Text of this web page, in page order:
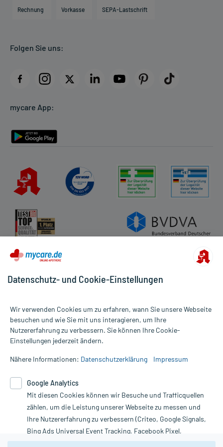
Direktabrechnung PKV
AGB
Datenschutz
Rückgabe/Widerruf
Rechnung Vorkasse SEPA-Lastschrift
Folgen Sie uns:
mycare App:
Alle Preise gelten inkl. MwSt., ggf. zzgl. Versandkosten
Informationen auf dieser Website werden ausschließlich für
die Untersuchung und Behandlung durch einen Arzt. Bitte
Therapien eingeleitet werden können. | Diese Webseite benutzt
Google Analytics. Lesen Sie bitte dazu die wichtigen Hinweise in
unserer Datenschutzerklärung. Für den Widerruf einer Bestellung
nutzen Sie das Formular:
Vertrag widerrufen
Datenschutz- und Cookie-Einstellungen
Wir verwenden Cookies um zu erfahren, wann Sie unsere Webseite
besuchen und wie Sie mit uns interagieren, um Ihre
Nutzererfahrung zu verbessern. Sie können Ihre Cookie-
Einstellungen jederzeit ändern.
Nähere Informationen: Datenschutzerklärung Impressum
Google Analytics
Mit diesen Cookies können wir Besuche und Trafficquellen
zählen, um die Leistung unserer Webseite zu messen und
Ihre Nutzererfahrung zu verbessern (Criteo, Google Signals,
Bing Ads Universal Event Tracking, Facebook Pixel,
Youtube-Social Plugin).